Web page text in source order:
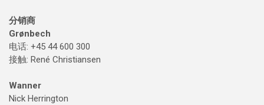
分销商
Grønbech
电话: +45 44 600 300
接触: René Christiansen
Wanner
Nick Herrington